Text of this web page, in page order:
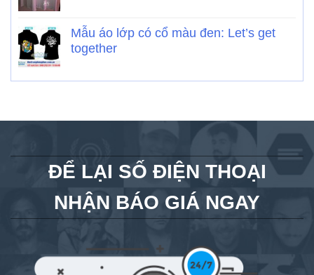
Mẫu áo lớp có cổ màu đen: Let’s get
together
ĐỂ LẠI SỐ ĐIỆN THOẠI
NHẬN BÁO GIÁ NGAY